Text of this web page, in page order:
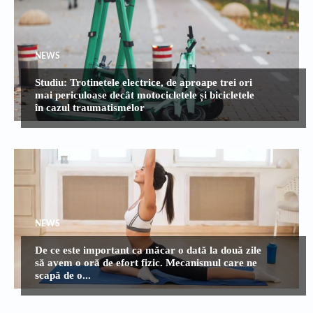
NEWS
Studiu: Trotinetele electrice, de aproape trei ori
mai periculoase decât motocicletele și bicicletele
în cazul traumatismelor
NEWS
De ce este important ca măcar o dată la două zile
să avem o oră de efort fizic. Mecanismul care ne
scapă de o...